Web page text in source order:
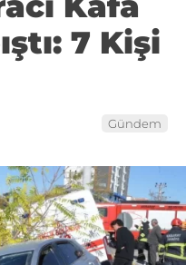
7 Kişi
Gündem